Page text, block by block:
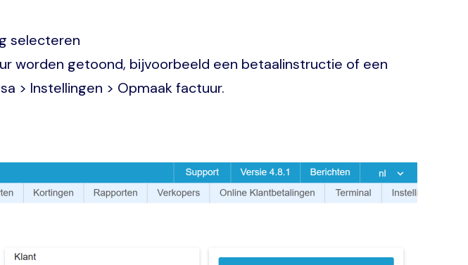
selecteren
worden getoond, bijvoorbeeld een betaalinstructie of een
> Instellingen > Opmaak factuur.